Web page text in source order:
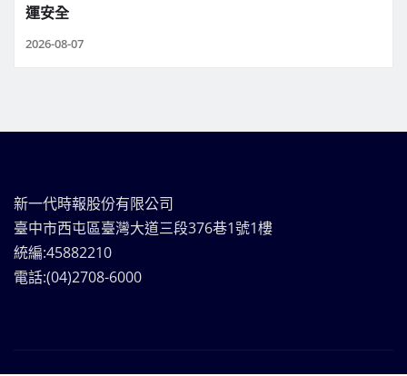
運安全
2026-08-07
新一代時報股份有限公司
臺中市西屯區臺灣大道三段376巷1號1樓
統編:45882210
電話:(04)2708-6000